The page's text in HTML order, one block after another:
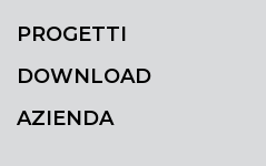
PROGETTI
DOWNLOAD
AZIENDA